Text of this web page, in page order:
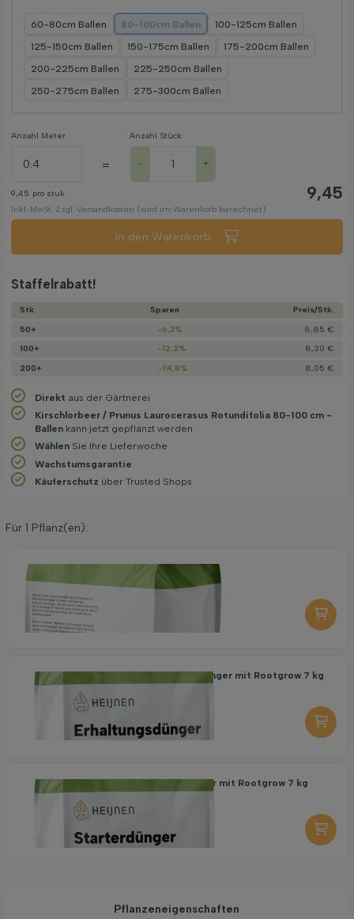
60-80cm Ballen 80-100cm Ballen
100-125cm Ballen
125-150cm Ballen
150-175cm Ballen
175-200cm Ballen
200-225cm Ballen
225-250cm Ballen
250-275cm Ballen
275-300cm Ballen
Anzahl Meter
=
Anzahl Stück
- +
9,45 pro stuk 9,45
Inkl. MwSt. Zzgl. Versandkosten (wird im Warenkorb berechnet)
In den Warenkorb
Staffelrabatt!
Stk. Sparen
Preis/­Stk.
50+
-6,3%
8,85 €
100+
-12,2%
8,30 €
200+
-14,8% 8,05 €
Direkt aus der Gärtnerei
Kirschlorbeer / Prunus Laurocerasus Rotundifolia 80-100 cm -
Ballen kann jetzt gepflanzt werden
Wählen Sie Ihre Lieferwoche
Wachstums­garantie
Käuferschutz über Trusted Shops
Für 1 Pflanz(en):
Organische Pflanzerde 40 l
6,95
-
Organischer Erhaltungsdünger mit Rootgrow 7 kg
Organischer Starterdünger mit Rootgrow 7 kg
Pflanzeneigenschaften